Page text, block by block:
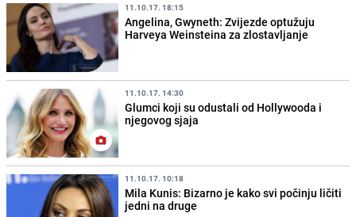
11.10.17. 18:15
Angelina, Gwyneth: Zvijezde optužuju
Harveya Weinsteina za zlostavljanje
11.10.17. 14:30
Glumci koji su odustali od Hollywooda i
njegovog sjaja
11.10.17. 10:18
Mila Kunis: Bizarno je kako svi počinju ličiti
jedni na druge